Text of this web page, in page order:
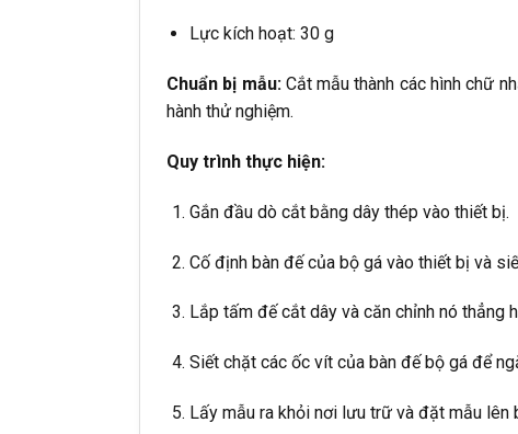
Lực kích hoạt: 30 g
Chuẩn bị mẫu:Cắt mẫu thành các hình chữ
hành thử nghiệm.
Quy trình thực hiện:
Gắn đầu dò cắt bằng dây thép vào thiết bị.
Cố định bàn đế của bộ gá vào thiết bị và
Lắp tấm đế cắt dây và căn chỉnh nó thẳng
Siết chặt các ốc vít của bàn đế bộ gá để
Lấy mẫu ra khỏi nơi lưu trữ và đặt mẫu lên